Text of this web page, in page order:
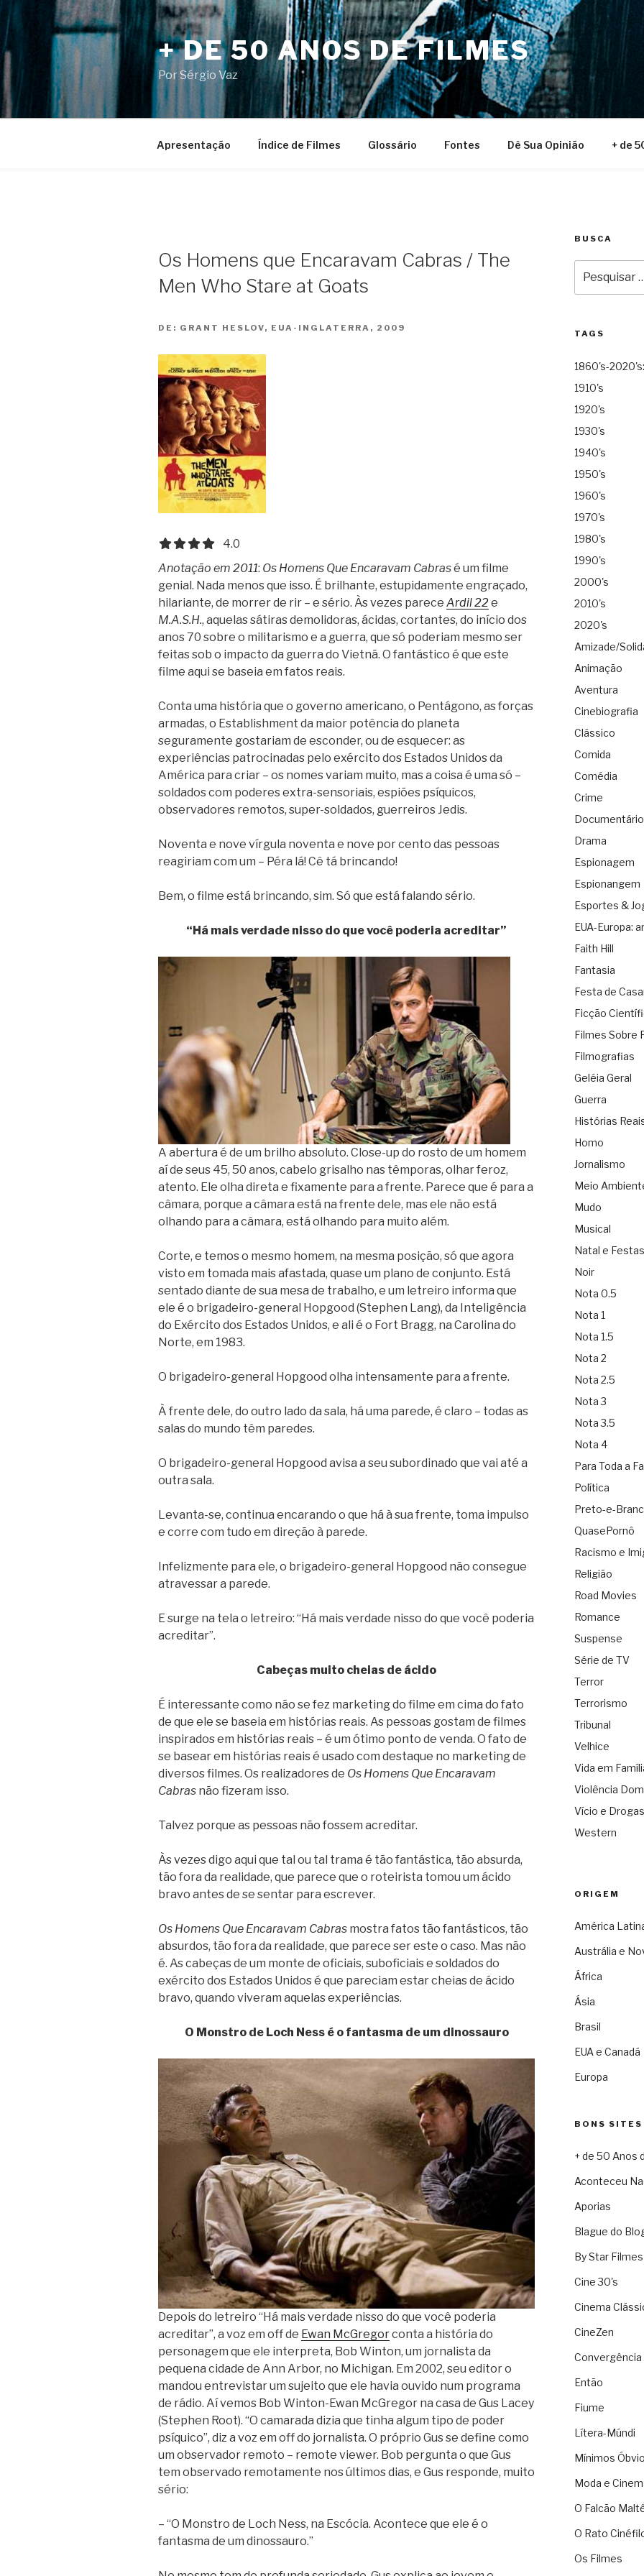
para
o
conteúdo
+ DE 50 ANOS DE FILMES
Por Sérgio Vaz
Apresentação Índice de Filmes Glossário Fontes Dê Sua Opinião + de
Os Homens que Encaravam Cabras / The
Men Who Stare at Goats
DE: GRANT HESLOV, EUA-INGLATERRA, 2009
4.0 out of 5.0 stars
4.0
Anotação em 2011: Os Homens Que Encaravam Cabrasé um filme
genial. Nada menos que isso. É brilhante, estupidamente engraçado,
hilariante, de morrer de rir – e sério. Às vezes parece Ardil 22e
M.A.S.H., aquelas sátiras demolidoras, ácidas, cortantes, do início dos
anos 70 sobre o militarismo e a guerra, que só poderiam mesmo ser
feitas sob o impacto da guerra do Vietnã. O fantástico é que este
filme aqui se baseia em fatos reais.
Conta uma história que o governo americano, o Pentágono, as forças
armadas, o Establishment da maior potência do planeta
seguramente gostariam de esconder, ou de esquecer: as
experiências patrocinadas pelo exército dos Estados Unidos da
América para criar – os nomes variam muito, mas a coisa é uma só –
soldados com poderes extra-sensoriais, espiões psíquicos,
observadores remotos, super-soldados, guerreiros Jedis.
Noventa e nove vírgula noventa e nove por cento das pessoas
reagiriam com um – Péra lá! Cê tá brincando!
Bem, o filme está brincando, sim. Só que está falando sério.
“Há mais verdade nisso do que você poderia acreditar”
A abertura é de um brilho absoluto. Close-up do rosto de um homem
aí de seus 45, 50 anos, cabelo grisalho nas têmporas, olhar feroz,
atento. Ele olha direta e fixamente para a frente. Parece que é para a
câmara, porque a câmara está na frente dele, mas ele não está
olhando para a câmara, está olhando para muito além.
Corte, e temos o mesmo homem, na mesma posição, só que agora
visto em tomada mais afastada, quase um plano de conjunto. Está
sentado diante de sua mesa de trabalho, e um letreiro informa que
ele é o brigadeiro-general Hopgood (Stephen Lang), da Inteligência
do Exército dos Estados Unidos, e ali é o Fort Bragg, na Carolina do
Norte, em 1983.
O brigadeiro-general Hopgood olha intensamente para a frente.
À frente dele, do outro lado da sala, há uma parede, é claro – todas as
salas do mundo têm paredes.
O brigadeiro-general Hopgood avisa a seu subordinado que vai até a
outra sala.
Levanta-se, continua encarando o que há à sua frente, toma impulso
e corre com tudo em direção à parede.
Infelizmente para ele, o brigadeiro-general Hopgood não consegue
atravessar a parede.
E surge na tela o letreiro: “Há mais verdade nisso do que você poderia
acreditar”.
Cabeças muito cheias de ácido
É interessante como não se fez marketing do filme em cima do fato
de que ele se baseia em histórias reais. As pessoas gostam de filmes
inspirados em histórias reais – é um ótimo ponto de venda. O fato de
se basear em histórias reais é usado com destaque no marketing de
diversos filmes. Os realizadores de Os Homens Que Encaravam
Cabras não fizeram isso.
Talvez porque as pessoas não fossem acreditar.
Às vezes digo aqui que tal ou tal trama é tão fantástica, tão absurda,
tão fora da realidade, que parece que o roteirista tomou um ácido
bravo antes de se sentar para escrever.
Os Homens Que Encaravam Cabras mostra fatos tão fantásticos, tão
absurdos, tão fora da realidade, que parece ser este o caso. Mas não
é. As cabeças de um monte de oficiais, suboficiais e soldados do
exército dos Estados Unidos é que pareciam estar cheias de ácido
bravo, quando viveram aquelas experiências.
O Monstro de Loch Ness é o fantasma de um dinossauro
Depois do letreiro “Há mais verdade nisso do que você poderia
acreditar”, a voz em off de Ewan McGregorconta a história do
personagem que ele interpreta, Bob Winton, um jornalista da
pequena cidade de Ann Arbor, no Michigan. Em 2002, seu editor o
mandou entrevistar um sujeito que ele havia ouvido num programa
de rádio. Aí vemos Bob Winton-Ewan McGregor na casa de Gus Lacey
(Stephen Root). “O camarada dizia que tinha algum tipo de poder
psíquico”, diz a voz em off do jornalista. O próprio Gus se define como
um observador remoto – remote viewer. Bob pergunta o que Gus
tem observado remotamente nos últimos dias, e Gus responde, muito
sério:
– “O Monstro de Loch Ness, na Escócia. Acontece que ele é o
fantasma de um dinossauro.”
BUSCA
por:
TAGS
1860's-
1910's
1920's
1930's
1940's
1950's
1960's
1970's
1980's
1990's
2000's
2010's
2020's
Amizade/
Animação
Aventura
Cinebiografia
Clássico
Comida
Comédia
Crime
Documentário
Drama
Espionagem
Espionangem
Esportes &
EUA-Europa:
Faith Hill
Fantasia
Festa de
Ficção
Filmes Sobre
Filmografias
Geléia Geral
Guerra
Histórias
Homo
Jornalismo
Meio
Mudo
Musical
Natal e Festas
Noir
Nota 0.5
Nota 1
Nota 1.5
Nota 2
Nota 2.5
Nota 3
Nota 3.5
Nota 4
Para Toda a
Política
Preto-e-
QuasePornô
Racismo e
Religião
Road Movies
Romance
Suspense
Série de TV
Terror
Terrorismo
Tribunal
Velhice
Vida em
Violência
Vício e Drogas
Western
ORIGEM
América
Austrália e
África
Ásia
Brasil
EUA e Canadá
Europa
BONS SITES
+ de 50 Anos
Aconteceu
Aporias
Blague do
By Star Filmes
Cine 30's
Cinema
CineZen
Convergência
Então
Fiume
Lítera-Múndi
Mínimos
Moda e
O Falcão
O Rato
Os Filmes